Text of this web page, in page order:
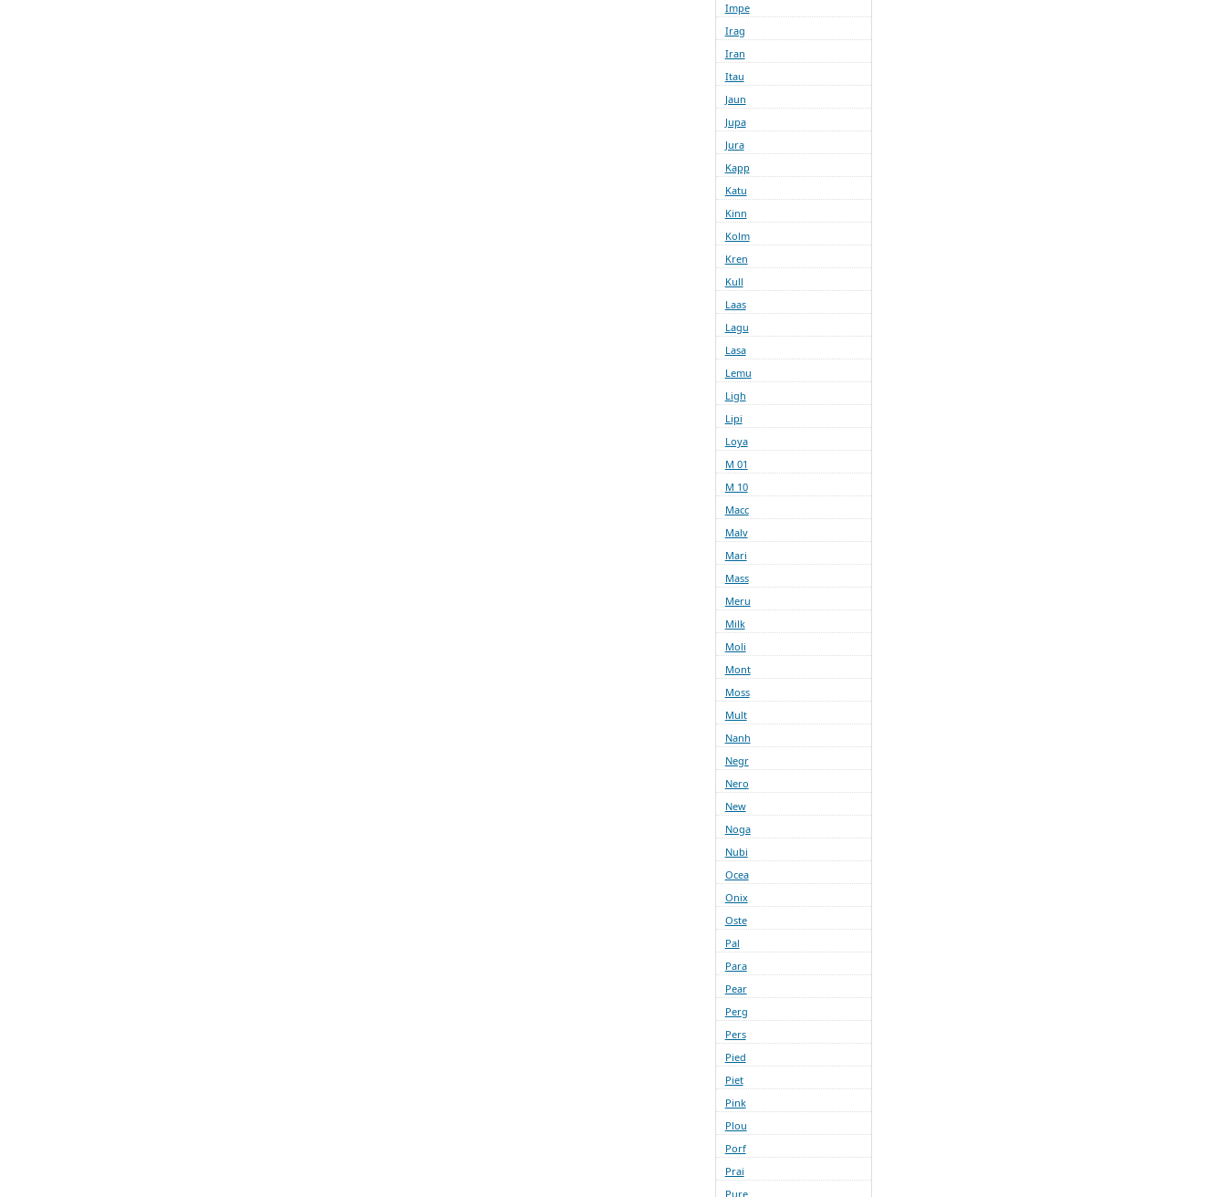
Impe
Irag
Iran
Itau
Jaun
Jupa
Jura
Kapp
Katu
Kinn
Kolm
Kren
Kull
Laas
Lagu
Lasa
Lemu
Ligh
Lipi
Loya
M 01
M 10
Macc
Malv
Mari
Mass
Meru
Milk
Moli
Mont
Moss
Mult
Nanh
Negr
Nero
New
Noga
Nubi
Ocea
Onix
Oste
Pal
Para
Pear
Perg
Pers
Pied
Piet
Pink
Plou
Porf
Prai
Pure